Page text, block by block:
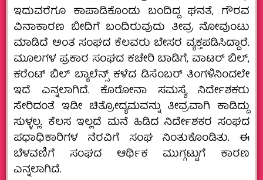
ಇದುವರೆಗೂ ಕಾಪಾಡಿಕೊಂಡು‌ ಬಂದಿದ್ದ ಘನತೆ, ಗೌರವ
ವಿನಾಕಾರಣ ಬೀದಿಗೆ ಬಂದಿರುವುದು ತೀವ್ರ ನೋವುಂಟು
ಮಾಡಿದೆ ಅಂತ ಸಂಘದ ಕೆಲವರು ಬೇಸರ ವ್ಯಕ್ತಪಡಿಸಿದ್ದಾರೆ.
ಮೂಲಗಳ ಪ್ರಕಾರ ಸಂಘದ ಕಚೇರಿ ಬಾಡಿಗೆ, ವಾಟರ್ ಬಿಲ್,
ಕರೆಂಟ್ ಬಿಲ್ ಬ್ಯಾಲೆನ್ಸ್ ಕಳೆದ‌ ಡಿಸೆಂಬರ್ ತಿಂಗಳಿನಿಂದಲೇ
ಇದೆ ಎನ್ನಲಾಗಿದೆ. ಕೊರೋನಾ ಸಮಸ್ಯೆ ನಿರ್ದೇಶಕರು
ಸೇರಿದಂತೆ ಇಡೀ‌ ಚಿತ್ರೋದ್ಯಮವನ್ನು ತೀವ್ರವಾಗಿ ಕಾಡಿದ್ದು
ಸುಳ್ಳಲ್ಲ. ಕೆಲಸ ಇಲ್ಲದೆ ಮನೆ ಹಿಡಿದ ನಿರ್ದೇಶಕರ ಸಂಘದ
ಪಧಾಧಿಕಾರಿಗಳ ನೆರವಿಗೆ ಸಂಘ‌ ನಿಂತುಕೊಂಡಿತು. ಈ
ಬೆಳವಣಿಗೆ ಸಂಘದ ಆರ್ಥಿಕ‌ ಮುಗ್ಗಟ್ಟುಗೆ ಕಾರಣ
ಎನ್ನಲಾಗಿದೆ.